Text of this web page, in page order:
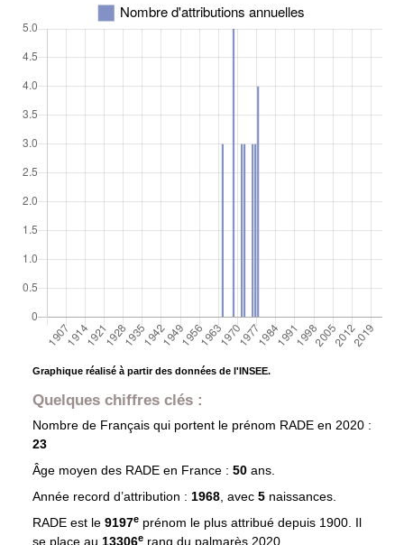
Graphique réalisé à partir des données de l'INSEE.
Quelques chiffres clés :
Nombre de Français qui portent le prénom RADE en 2020 :
23
Âge moyen des RADEen France : 50 ans.
Année record d’attribution : 1968, avec 5 naissances.
RADE est le 9197eprénom le plus attribué depuis 1900. Il
se place au 13306e rang du palmarès 2020.